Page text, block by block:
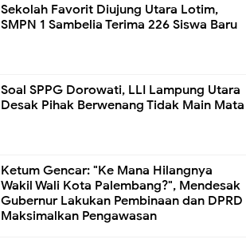
Sekolah Favorit Diujung Utara Lotim,
SMPN 1 Sambelia Terima 226 Siswa Baru ‎
Soal SPPG Dorowati, LLI Lampung Utara
Desak Pihak Berwenang Tidak Main Mata
Ketum Gencar: "Ke Mana Hilangnya
Wakil Wali Kota Palembang?", Mendesak
Gubernur Lakukan Pembinaan dan DPRD
Maksimalkan Pengawasan